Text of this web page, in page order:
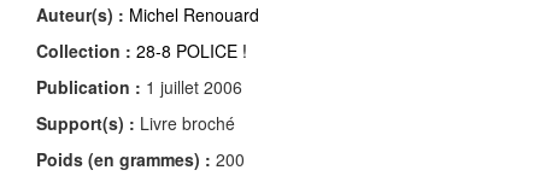
Auteur(s) : Michel Renouard
Collection : 28-8 POLICE !
Publication : 1 juillet 2006
Support(s) : Livre broché
Poids (en grammes) : 200